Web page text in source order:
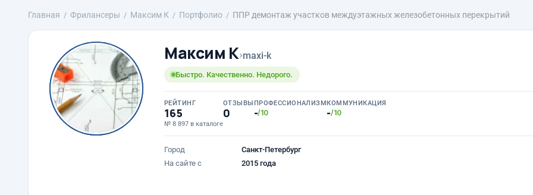
Главная Фрилансеры Максим К Портфолио ППР демонтаж участков междуэтажных железобетонных перекрытий
Максим К›maxi-k
Быстро. Качественно. Недорого.
РЕЙТИНГ
165
№ 8 897 в каталоге
ОТЗЫВЫ
0
ПРОФЕССИОНАЛИЗМ
-/10
КОММУНИКАЦИЯ
-/10
Город
Санкт-Петербург
На сайте с
2015 года